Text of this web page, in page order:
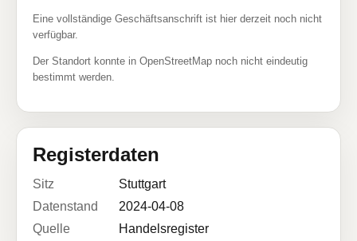
Eine vollständige Geschäftsanschrift ist hier derzeit noch nicht
verfügbar.
Der Standort konnte in OpenStreetMap noch nicht eindeutig
bestimmt werden.
Registerdaten
Sitz
Stuttgart
Datenstand
2024-04-08
Quelle
Handelsregister